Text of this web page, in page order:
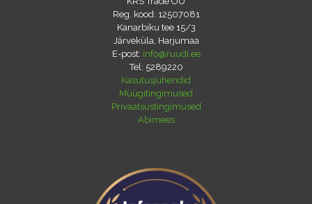
Reg. kood: 12507081
Kanarbiku tee 15/3
Järveküla, Harjumaa
E-post: info@ruudi.ee
Tel: 5289220
Kasutusjuhendid
Müügitingimused
Privaatsustingimused
Abimees